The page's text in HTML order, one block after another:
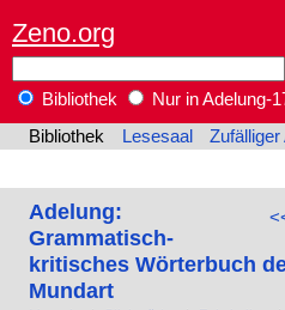
Zeno.org
Bibliothek
Nur in Adelung-
Bibliothek
Lesesaal Zufälliger
Adelung:
Grammatisch-
kritisches Wörterbuch
Mundart